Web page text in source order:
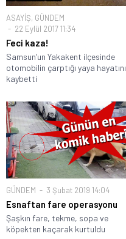
ASAYİŞ, GÜNDEM
22 Eylül 2017 11:34
Feci kaza!
Samsun’un Yakakent ilçesinde
otomobilin çarptığı yaya hayatını
kaybetti
GÜNDEM 3 Şubat 2019 14:04
Esnaftan fare operasyonu
Şaşkın fare, tekme, sopa ve
köpekten kaçarak kurtuldu